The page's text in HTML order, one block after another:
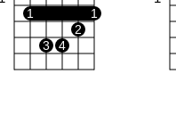
1
1
2
3
4